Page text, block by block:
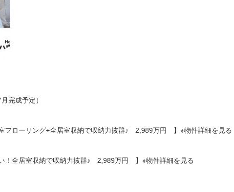
完成予定）
フローリング+全居室収納で収納力抜群♪ 2,989万円 】※物件詳細を見る
！全居室収納で収納力抜群♪ 2,989万円 】※物件詳細を見る